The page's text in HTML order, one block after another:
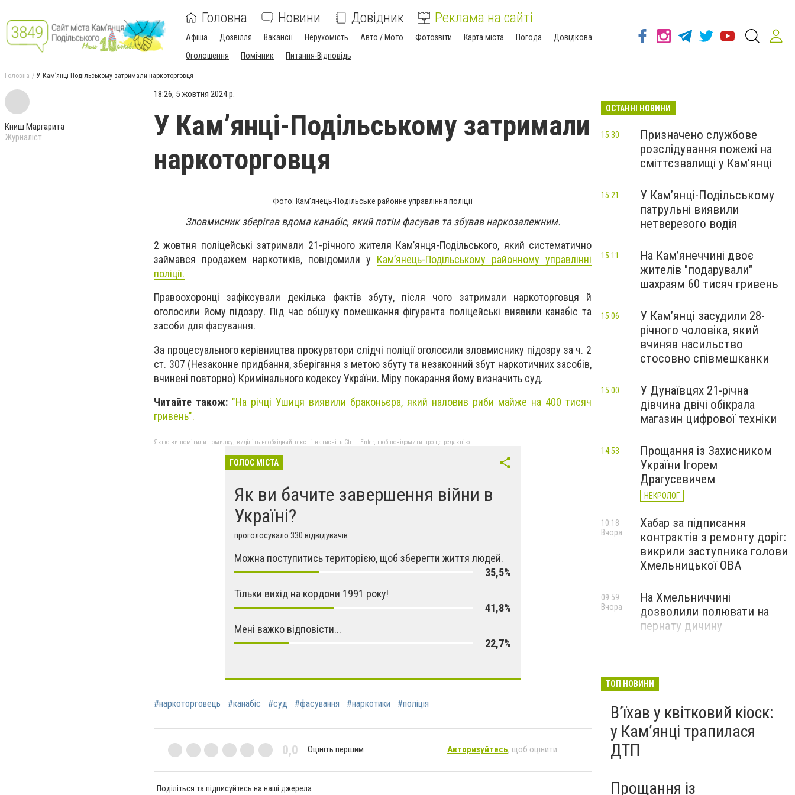
Головна Новини Довідник Реклама на сайті
Афіша Дозвілля Вакансії Нерухомість Авто / Мото Фотозвіти Карта міста Погода
Довідкова
Оголошення
Помічник Питання-Відповідь
Головна У Кам’янці-Подільському затримали наркоторговця
Книш Маргарита
Журналіст
18:26, 5 жовтня 2024 р.
У Кам’янці-Подільському затримали
наркоторговця
Фото: Кам’янець-Подільське районне управління поліції
Зловмисник зберігав вдома канабіс, який потім фасував та збував наркозалежним.
2 жовтня поліцейські затримали 21-річного жителя Кам’янця-Подільського, який систематично
займався продажем наркотиків, повідомили у Кам’янець-Подільському районному управлінні
поліції.
Правоохоронці зафіксували декілька фактів збуту, після чого затримали наркоторговця й
оголосили йому підозру. Під час обшуку помешкання фігуранта поліцейські виявили канабіс та
засоби для фасування.
За процесуального керівництва прокуратори слідчі поліції оголосили зловмиснику підозру за ч. 2
ст. 307 (Незаконне придбання, зберігання з метою збуту та незаконний збут наркотичних засобів,
вчинені повторно) Кримінального кодексу України. Міру покарання йому визначить суд.
Читайте також: "На річці Ушиця виявили браконьєра, який наловив риби майже на 400 тисяч
гривень".
Якщо ви помітили помилку, виділіть необхідний текст і натисніть Ctrl + Enter, щоб повідомити про це редакцію
ГОЛОС МІСТА
Як ви бачите завершення війни в
Україні?
проголосувало 330 відвідувачів
Можна поступитись територією, щоб зберегти життя людей.
35,5%
Тільки вихід на кордони 1991 року!
41,8%
Мені важко відповісти...
22,7%
#наркоторговець #канабіс #суд #фасування #наркотики #поліція
0,0 Оцініть першим Авторизуйтесь, щоб оцінити
Поділіться та підписуйтесь на наші джерела
ОСТАННІ НОВИНИ
Призначено службове
розслідування пожежі на
сміттєзвалищі у Кам’янці
15:30
У Кам’янці-Подільському
патрульні виявили
нетверезого водія
15:21
На Камʼянеччині двоє
жителів "подарували"
шахраям 60 тисяч гривень
15:11
У Камʼянці засудили 28-
річного чоловіка, який
вчиняв насильство
стосовно співмешканки
15:06
У Дунаївцях 21-річна
дівчина двічі обікрала
магазин цифрової техніки
15:00
Прощання із Захисником
України Ігорем
Драгусевичем
НЕКРОЛОГ
14:53
Хабар за підписання
контрактів з ремонту доріг:
викрили заступника голови
Хмельницької ОВА
10:18
Вчора
На Хмельниччині
дозволили полювати на
пернату дичину
09:59
Вчора
ТОП НОВИНИ
Вʼїхав у квітковий кіоск:
у Камʼянці трапилася
ДТП
Прощання із